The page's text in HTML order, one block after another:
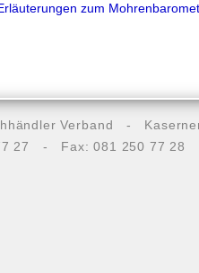
zum
Verband -
27 - Fax: 081 250 77